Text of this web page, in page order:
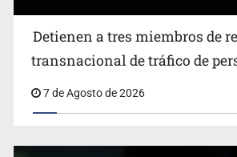
Detienen a tres miembros de red
tráfico de personas
Detienen a tres miembros de
transnacional de tráfico de
7 de Agosto de 2026